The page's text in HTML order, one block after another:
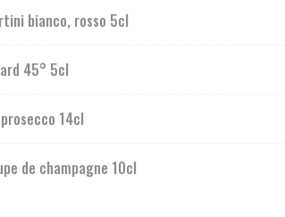
bianco, rosso 5cl
45° 5cl
14cl
de champagne 10cl